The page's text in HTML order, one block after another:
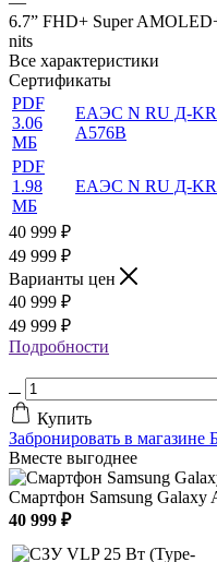
6.7” FHD+ Super
nits
Все характеристики
Сертификаты
PDF
3.06
МБ
ЕАЭС N RU Д-
A576B
PDF
1.98
МБ
ЕАЭС N RU Д-
40 999 ₽
49 999 ₽
Варианты цен
40 999 ₽
49 999 ₽
Подробности
Купить
Забронировать в магазине
Вместе выгоднее
Смартфон Samsung Galaxy
40 999 ₽